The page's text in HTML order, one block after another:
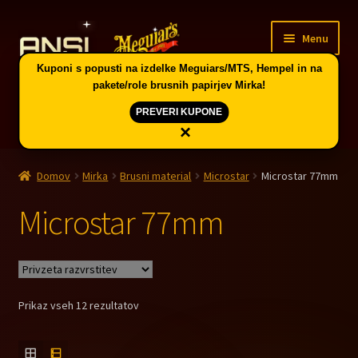
to
navigation
to
content
Menu
Domov
Trgovina
PE CELJE
Domov Mirka Brusni material Microstar Microstar 77mm
Microstar 77mm
Prikaz vseh 12 rezultatov
Kuponi s popusti na izdelke Meguiars/MTS, Hempel in na
pakete/role brusnih papirjev Mirka!
PREVERI KUPONE
×